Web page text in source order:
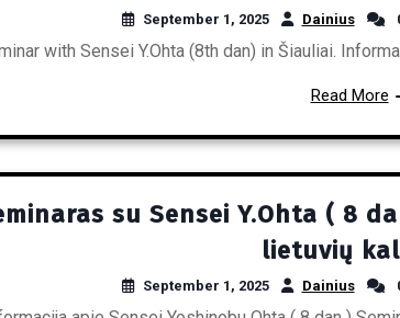
September 1, 2025 Dainius
with Sensei Y.Ohta (8th dan) in Šiauliai.
Read More
su Sensei Y.Ohta ( 8
lietuvių
September 1, 2025 Dainius